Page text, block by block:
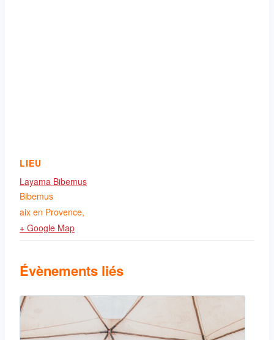
LIEU
Layama Bibemus
Bibemus
aix en Provence,
+ Google Map
Évènements liés